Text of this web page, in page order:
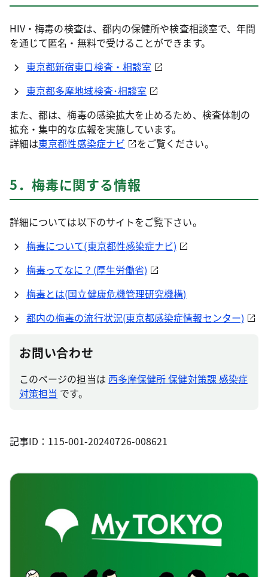
HIV・梅毒の検査は、都内の保健所や検査相談室で、年間
を通じて匿名・無料で受けることができます。
東京都新宿東口検査・相談室
東京都多摩地域検査･相談室
また、都は、梅毒の感染拡大を止めるため、検査体制の
拡充・集中的な広報を実施しています。
詳細は東京都性感染症ナビ をご覧ください。
5．梅毒に関する情報
詳細については以下のサイトをご覧下さい。
梅毒について(東京都性感染症ナビ)
梅毒ってなに？(厚生労働省)
梅毒とは(国立健康危機管理研究機構)
都内の梅毒の流行状況(東京都感染症情報センター)
お問い合わせ
このページの担当は 西多摩保健所 保健対策課 感染症
対策担当 です。
記事ID：115-001-20240726-008621